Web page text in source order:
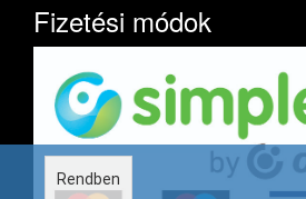
Fizetési módok
Rendben